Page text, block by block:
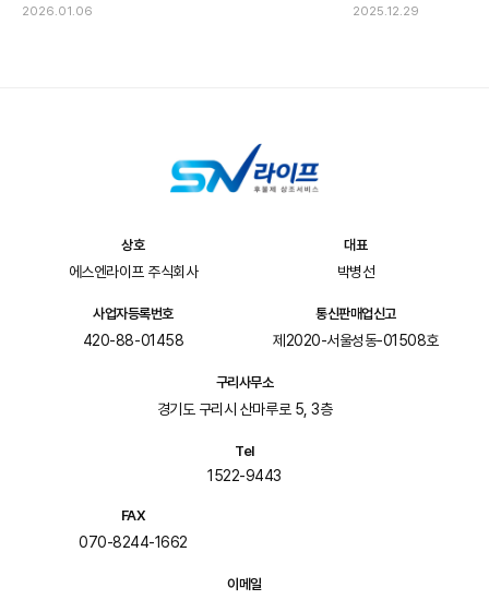
2026.01.06 2025.12.29
상호
에스엔라이프 주식회사
대표
박병선
사업자등록번호
420-88-01458
통신판매업신고
제2020-서울성동-01508호
구리사무소
경기도 구리시 산마루로 5, 3층
Tel
1522-9443
FAX
070-8244-1662
이메일